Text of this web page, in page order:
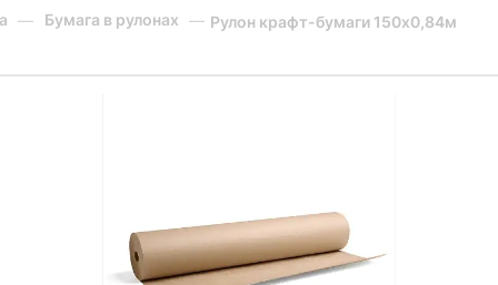
Бумага в рулонах Рулон крафт-бумаги 150х0,84м